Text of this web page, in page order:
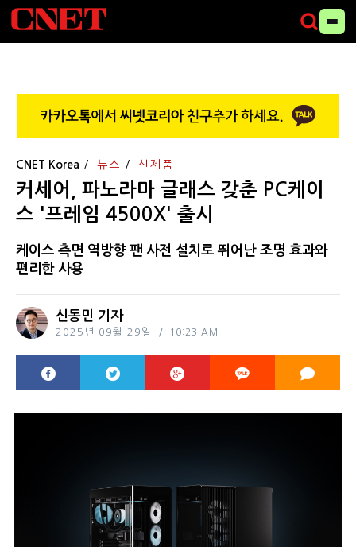
CNET Korea 뉴스 신제품
커세어, 파노라마 글래스 갖춘 PC케이
스 '프레임 4500X' 출시
케이스 측면 역방향 팬 사전 설치로 뛰어난 조명 효과와
편리한 사용
신동민 기자
2025년 09월 29일 10:23 AM